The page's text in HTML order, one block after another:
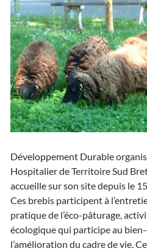
Développement Durable
Hospitalier de Territoire Sud
accueille sur son site depuis le
Ces brebis participent à
pratique de l’éco-pâturage,
écologique qui participe au
l’amélioration du cadre de vie.